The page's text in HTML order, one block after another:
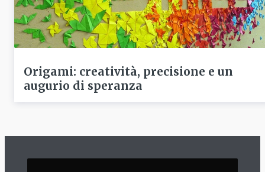
Origami: creatività, precisione e un
augurio di speranza